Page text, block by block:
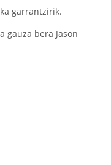
garrantzirik.
gauza bera Jason